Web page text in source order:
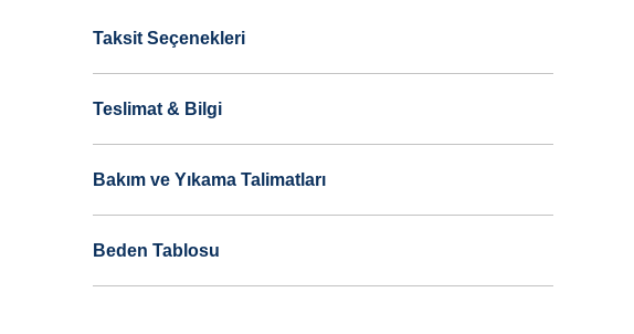
Taksit Seçenekleri
Teslimat & Bilgi
Bakım ve Yıkama Talimatları
Beden Tablosu